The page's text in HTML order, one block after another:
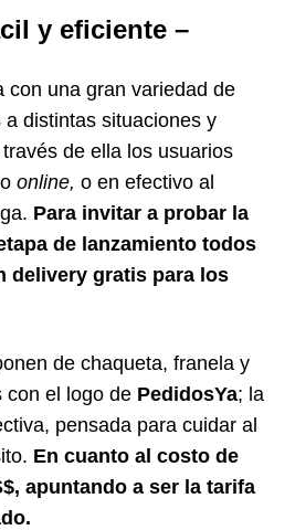
y eficiente –
con una gran variedad de
distintas situaciones y
de ella los usuarios
online, o en efectivo al
Para invitar a probar la
de lanzamiento todos
delivery gratis para los
de chaqueta, franela y
con el logo de PedidosYa; la
pensada para cuidar al
En cuanto al costo de
apuntando a ser la tarifa